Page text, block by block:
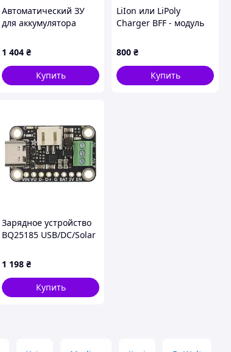
Автоматический ЗУ
для аккумулятора
100-240V, 0,2-10A,
клемм (AGM/GEL/Lead)
1 404 ₴
Купить
LiIon или LiPoly
Charger BFF - модуль
Li-Ion и LiPo для QT Py
800 ₴
Купить
Зарядное устройство
BQ25185 USB/DC/Solar
устройством Li-Ion/Li-
Po и
преобразователем 3,3
В
1 198 ₴
Купить